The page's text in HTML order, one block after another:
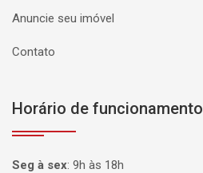
Anuncie seu imóvel
Contato
Horário de funcionamento
Seg à sex: 9h às 18h